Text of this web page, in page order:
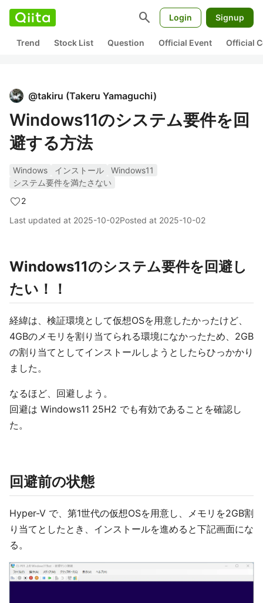
search Login Signup
Trend Stock List Question Official Event Official
@takiru (Takeru Yamaguchi)
Windows11のシステム要件を回
避する方法
Windows インストール
Windows11
システム要件を満たさない
2
Last updated at 2025-10-02Posted at 2025-10-02
Windows11のシステム要件を回避し
たい！！
経緯は、検証環境として仮想OSを用意したかったけど、
4GBのメモリを割り当てられる環境になかったため、2GB
の割り当てとしてインストールしようとしたらひっかかり
ました。
なるほど、回避しよう。
回避は Windows11 25H2 でも有効であることを確認し
た。
回避前の状態
Hyper-V で、第1世代の仮想OSを用意し、メモリを2GB割
り当てとしたとき、インストールを進めると下記画面にな
る。